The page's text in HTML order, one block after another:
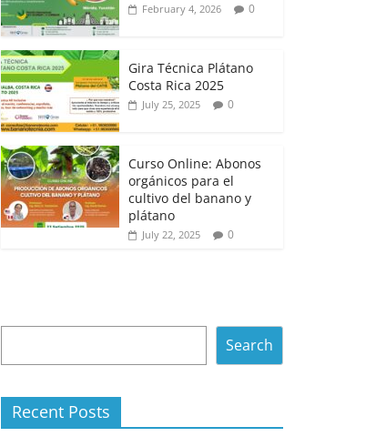
February 4, 2026 0
Gira Técnica Plátano
Costa Rica 2025
July 25, 2025 0
Curso Online: Abonos
orgánicos para el
cultivo del banano y
plátano
July 22, 2025 0
Search
Recent Posts